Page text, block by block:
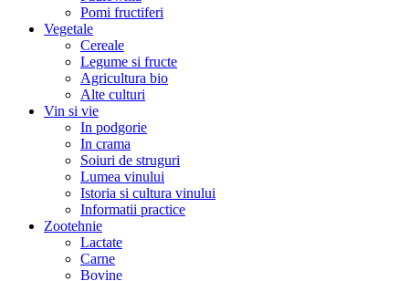
Pomi fructiferi
Vegetale
Cereale
Legume si fructe
Agricultura bio
Alte culturi
Vin si vie
In podgorie
In crama
Soiuri de struguri
Lumea vinului
Istoria si cultura vinului
Informatii practice
Zootehnie
Lactate
Carne
Bovine